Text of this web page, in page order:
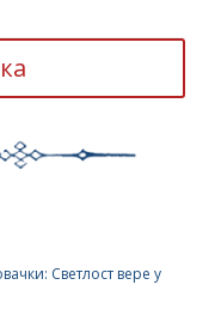
Светлост вере у